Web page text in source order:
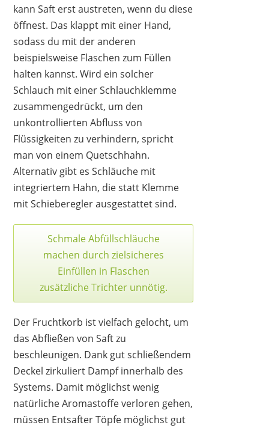
kann Saft erst austreten, wenn du diese
öffnest. Das klappt mit einer Hand,
sodass du mit der anderen
beispielsweise Flaschen zum Füllen
halten kannst. Wird ein solcher
Schlauch mit einer Schlauchklemme
zusammengedrückt, um den
unkontrollierten Abfluss von
Flüssigkeiten zu verhindern, spricht
man von einem Quetschhahn.
Alternativ gibt es Schläuche mit
integriertem Hahn, die statt Klemme
mit Schieberegler ausgestattet sind.
Schmale Abfüllschläuche
machen durch zielsicheres
Einfüllen in Flaschen
zusätzliche Trichter unnötig.
Der Fruchtkorb ist vielfach gelocht, um
das Abfließen von Saft zu
beschleunigen. Dank gut schließendem
Deckel zirkuliert Dampf innerhalb des
Systems. Damit möglichst wenig
natürliche Aromastoffe verloren gehen,
müssen Entsafter Töpfe möglichst gut